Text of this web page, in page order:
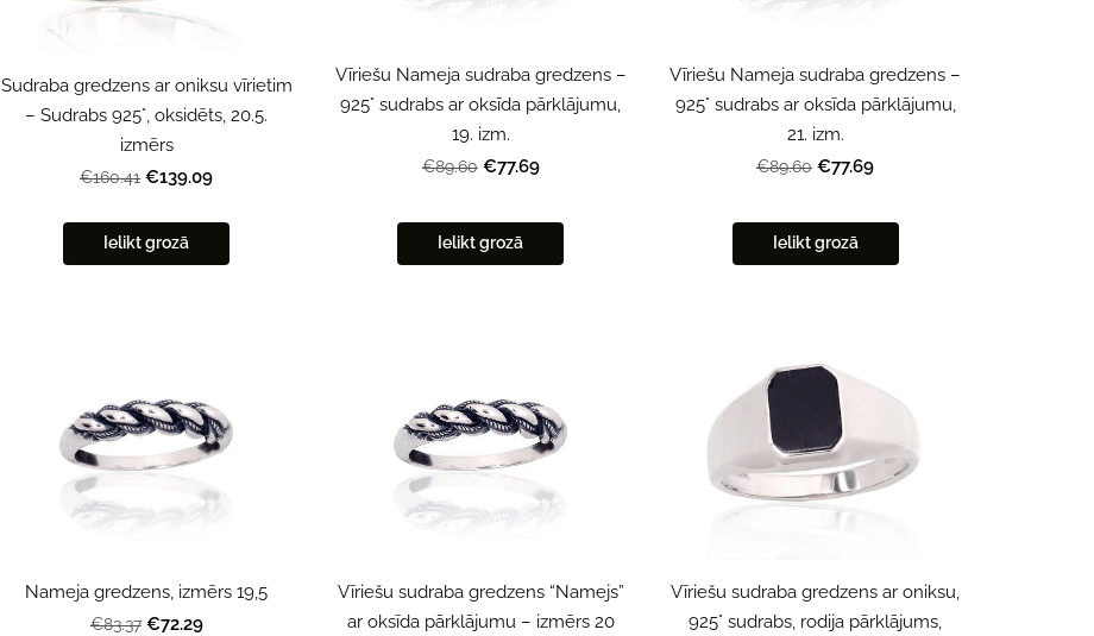
Sudraba gredzens ar oniksu vīrietim
– Sudrabs 925°, oksidēts, 20.5.
izmērs
€160.41 €139.09
Ielikt grozā
Vīriešu Nameja sudraba gredzens –
925° sudrabs ar oksīda pārklājumu,
19. izm.
€89.60 €77.69
Ielikt grozā
Vīriešu Nameja sudraba gredzens –
925° sudrabs ar oksīda pārklājumu,
21. izm.
€89.60 €77.69
Ielikt grozā
Nameja gredzens, izmērs 19,5
€83.37 €72.29
Vīriešu sudraba gredzens “Namejs”
ar oksīda pārklājumu – izmērs 20
Vīriešu sudraba gredzens ar oniksu,
925° sudrabs, rodija pārklājums,